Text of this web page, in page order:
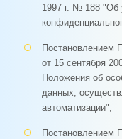
1997 г. № 188 "Об
Постановлением
от 15 сентября
Положения об
данных,
автоматизации";
Постановлением